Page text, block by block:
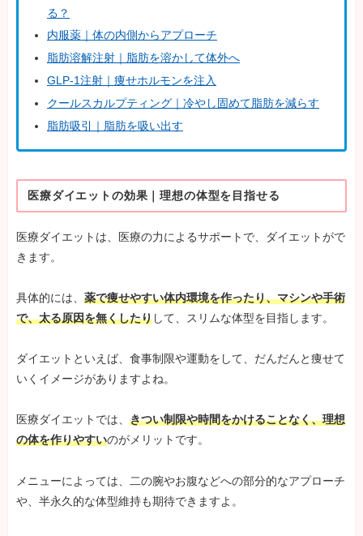
る？
内服薬｜体の内側からアプローチ
脂肪溶解注射｜脂肪を溶かして体外へ
GLP-1注射｜痩せホルモンを注入
クールスカルプティング｜冷やし固めて脂肪を減らす
脂肪吸引｜脂肪を吸い出す
医療ダイエットの効果｜理想の体型を目指せる
医療ダイエットは、医療の力によるサポートで、ダイエットがで
きます。
具体的には、 薬で痩せやすい体内環境を作ったり、マシンや手術
で、太る原因を無くしたりして、スリムな体型を目指します。
ダイエットといえば、食事制限や運動をして、だんだんと痩せて
いくイメージがありますよね。
医療ダイエットでは、 きつい制限や時間をかけることなく、理想
の体を作りやすいのがメリットです。
メニューによっては、二の腕やお腹などへの部分的なアプローチ
や、半永久的な体型維持も期待できますよ。